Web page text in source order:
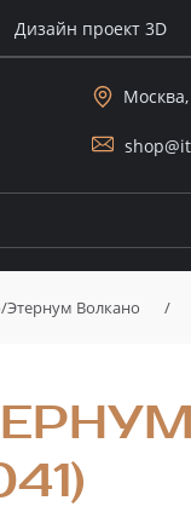
Дизайн проект 3D
Этернум Волкано /